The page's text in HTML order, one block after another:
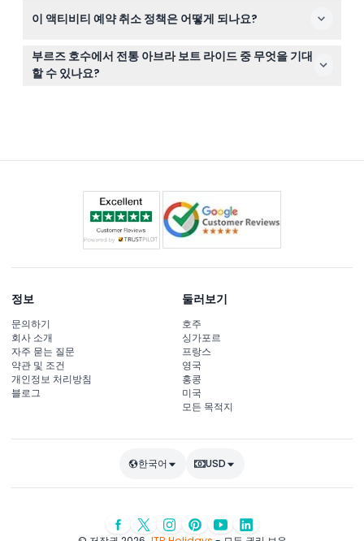
하게 티켓을 예약할 수 있습니다.
이 액티비티 예약 취소 정책은 어떻게 되나요?
모든 티켓과 바우처는 예약 후 환불 및 변경이 불가하니 예
약 전 계획을 신중히 검토해 주시기 바랍니다.
부르즈 호수에서 전통 아브라 보트 라이드 중 무엇을 기대
할 수 있나요?
정보
문의하기
회사 소개
자주 묻는 질문
약관 및 조건
개인정보 처리방침
블로그
둘러보기
호주
싱가포르
프랑스
영국
홍콩
미국
모든 목적지
한국어 USD